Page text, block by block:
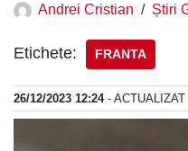
Andrei Cristian Știri
Etichete: FRANTA
26/12/2023 12:24- ACTUALIZAT